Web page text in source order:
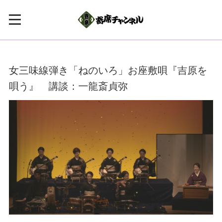
女三味線弾き「ねのいろ」お座敷唄『吉原を
唄う』 講談：一龍斎貞弥